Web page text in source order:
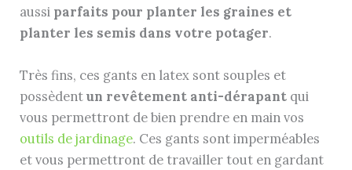
aussi parfaits pour planter les graines et
planter les semis dans votre potager.
Très fins, ces gants en latex sont souples et
possèdentun revêtement anti-dérapant qui
vous permettront de bien prendre en main vos
outils de jardinage. Ces gants sont imperméables
et vous permettront de travailler tout en gardant